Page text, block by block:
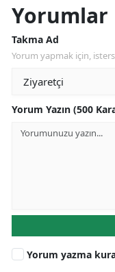
Yorumlar
Takma Ad
Yorum yapmak için,
Yorum Yazın (500
Yorum yazma